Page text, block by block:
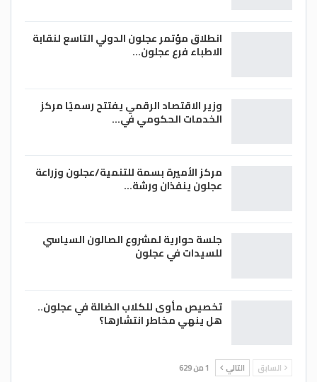
انطلاق مؤتمر عجلون الدولي التاسع لنقابة
الاطباء فرع عجلون…
وزير الاقتصاد الرقمي يفتتح رسميًا مركز
الخدمات الحكومي في…
مركز الأميرة بسمة للتنمية/عجلون وزراعة
عجلون ينفذان ورشة…
جلسة حوارية لمشروع الصالون السياسي
للسيدات في عجلون
تخصيص مأوى للكلاب الضالة في عجلون..
هل ينهي مخاطر انتشارها؟
السابق التالي 1 من 629